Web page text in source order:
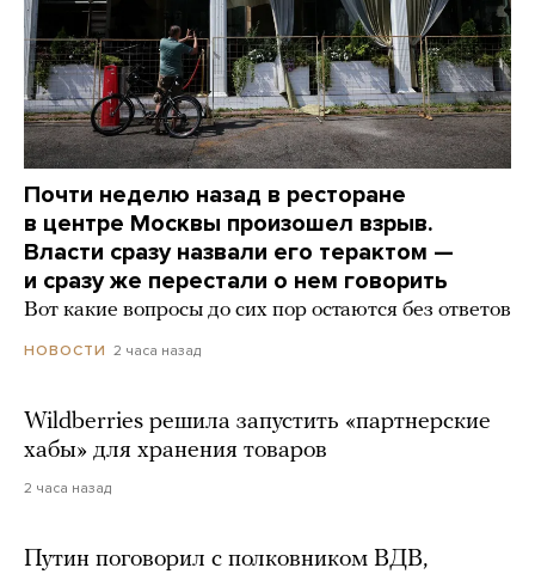
Почти неделю назад в ресторане
в центре Москвы произошел взрыв.
Власти сразу назвали его терактом —
и сразу же перестали о нем говорить
Вот какие вопросы до сих пор остаются без ответов
НОВОСТИ 2 часа назад
Wildberries решила запустить «партнерские
хабы» для хранения товаров
2 часа назад
Путин поговорил с полковником ВДВ,